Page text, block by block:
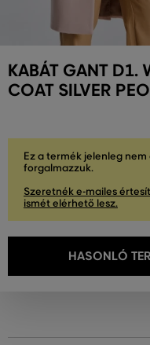
KABÁT GANT D1.
COAT SILVER
Ez a termék jelenleg
forgalmazzuk.
Szeretnék e-mailes
ismét elérhető lesz.
HASONLÓ